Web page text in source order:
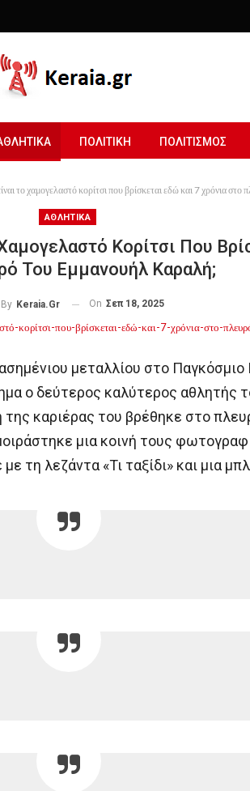
ΠΟΛΙΤΙΚΗ ΠΟΛΙΤΙΣΜΟΣ
το χαμογελαστό κορίτσι που βρίσκεται εδώ και 7 χρόνια
ΑΘΛΗΤΙΚΑ
Κορίτσι Που
Του Εμμανουήλ Καραλή;
By Keraia.gr On Σεπ 18, 2025
μεταλλίου στο
ο δεύτερος καλύτερος αθλητής
καριέρας του βρέθηκε στο
μια κοινή τους
τη λεζάντα «Τι ταξίδι» και μια